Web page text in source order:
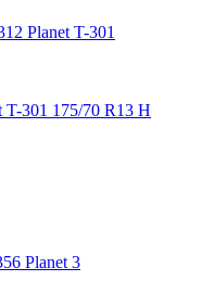
301 175/70 R13 H